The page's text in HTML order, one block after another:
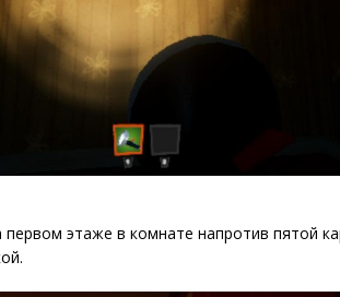
этаже в комнате напротив пятой